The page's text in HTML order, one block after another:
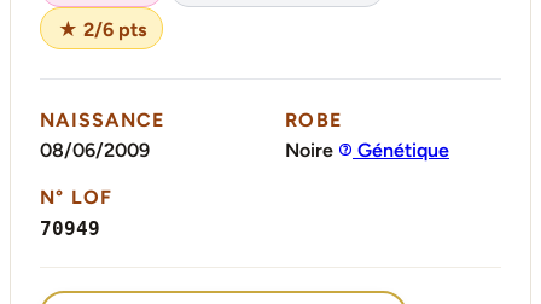
★ 2/6 pts
NAISSANCE
08/06/2009
ROBE
Noire
Génétique
N° LOF
70949